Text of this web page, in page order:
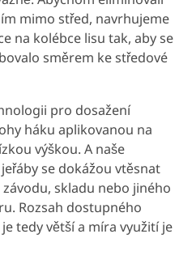
mimo střed, navrhujeme
na kolébce lisu tak, aby se
směrem ke středové
pro dosažení
háku aplikovanou na
výškou. A naše
se dokážou vtěsnat
skladu nebo jiného
Rozsah dostupného
tedy větší a míra využití je